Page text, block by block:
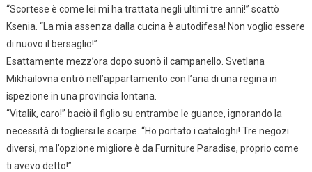
“Scortese è come lei mi ha trattata negli ultimi tre anni!” scattò
Ksenia. “La mia assenza dalla cucina è autodifesa! Non voglio essere
di nuovo il bersaglio!”
Esattamente mezz’ora dopo suonò il campanello. Svetlana
Mikhailovna entrò nell’appartamento con l’aria di una regina in
ispezione in una provincia lontana.
“Vitalik, caro!” baciò il figlio su entrambe le guance, ignorando la
necessità di togliersi le scarpe. “Ho portato i cataloghi! Tre negozi
diversi, ma l’opzione migliore è da Furniture Paradise, proprio come
ti avevo detto!”